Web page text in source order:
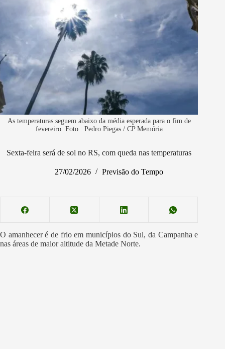
As temperaturas seguem abaixo da média esperada para o fim de
fevereiro. Foto : Pedro Piegas / CP Memória
Sexta-feira será de sol no RS, com queda nas temperaturas
27/02/2026 Previsão do Tempo
O amanhecer é de frio em municípios do Sul, da Campanha e
nas áreas de maior altitude da Metade Norte.